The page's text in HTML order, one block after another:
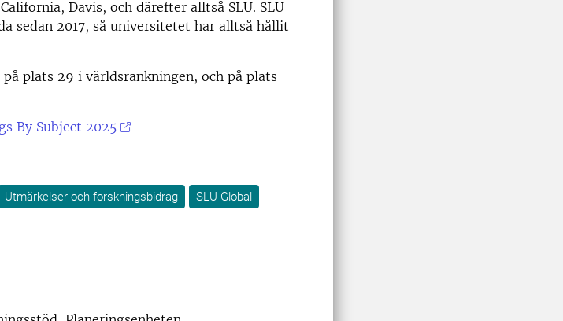
Davis, och därefter alltså SLU. SLU
sedan 2017, så universitetet har alltså hållit
plats 29 i världsrankningen, och på plats
By Subject 2025
Utmärkelser och forskningsbidrag SLU Global